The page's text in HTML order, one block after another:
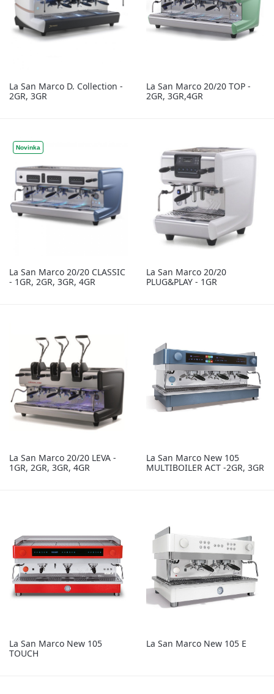
La San Marco D. Collection -
2GR, 3GR
La San Marco 20/20 TOP -
2GR, 3GR,4GR
Novinka
La San Marco 20/20 CLASSIC
- 1GR, 2GR, 3GR, 4GR
La San Marco 20/20
PLUG&PLAY - 1GR
La San Marco 20/20 LEVA -
1GR, 2GR, 3GR, 4GR
La San Marco New 105
MULTIBOILER ACT -2GR, 3GR
La San Marco New 105
TOUCH
La San Marco New 105 E